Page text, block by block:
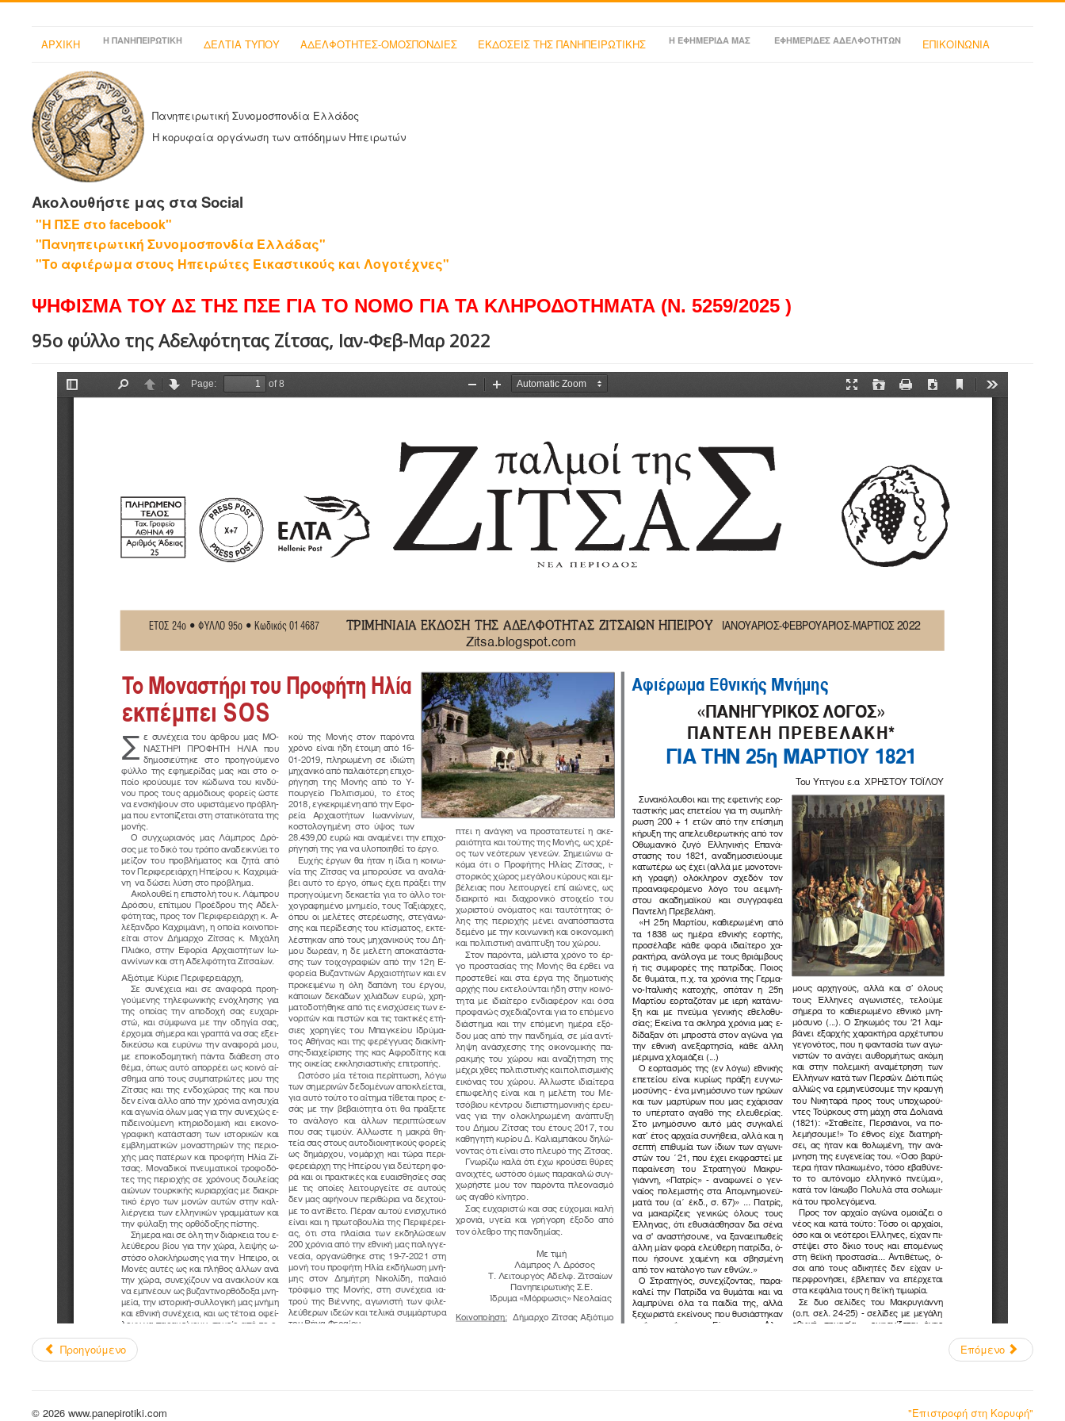
ΑΡΧΙΚΗ Η ΠΑΝΗΠΕΙΡΩΤΙΚΗ ΔΕΛΤΙΑ ΤΥΠΟΥ ΑΔΕΛΦΟΤΗΤΕΣ-ΟΜΟΣΠΟΝΔΙΕΣ ΕΚΔΟΣΕΙΣ ΤΗΣ ΠΑΝΗΠΕΙΡΩΤΙΚΗΣ Η ΕΦΗΜΕΡΙΔΑ ΜΑΣ ΕΦΗΜΕΡΙΔΕΣ ΑΔΕΛΦΟΤΗΤΩΝ ΕΠΙΚΟΙΝΩΝΙΑ
Πανηπειρωτική Συνομοσπονδία Ελλάδος
Η κορυφαία οργάνωση των απόδημων Ηπειρωτών
Ακολουθήστε μας στα Social
"Η ΠΣΕ στο facebook"
"Πανηπειρωτική Συνομοσπονδία Ελλάδας"
"Το αφιέρωμα στους Ηπειρώτες Εικαστικούς και Λογοτέχνες"
ΨΗΦΙΣΜΑ ΤΟΥ ΔΣ ΤΗΣ ΠΣΕ ΓΙΑ ΤΟ ΝΟΜΟ ΓΙΑ ΤΑ ΚΛΗΡΟΔΟΤΗΜΑΤΑ (Ν. 5259/2025 )
95ο φύλλο της Αδελφότητας Ζίτσας, Ιαν-Φεβ-Μαρ 2022
Προηγούμενο Επόμενο
"Επιστροφή στη Κορυφή"
© 2026 www.panepirotiki.com